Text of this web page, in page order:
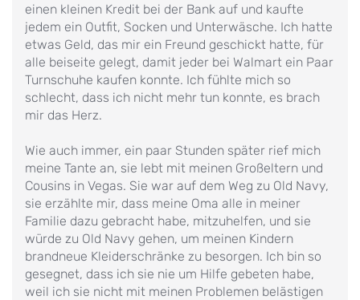
einen kleinen Kredit bei der Bank auf und kaufte
jedem ein Outfit, Socken und Unterwäsche. Ich hatte
etwas Geld, das mir ein Freund geschickt hatte, für
alle beiseite gelegt, damit jeder bei Walmart ein Paar
Turnschuhe kaufen konnte. Ich fühlte mich so
schlecht, dass ich nicht mehr tun konnte, es brach
mir das Herz.
Wie auch immer, ein paar Stunden später rief mich
meine Tante an, sie lebt mit meinen Großeltern und
Cousins in Vegas. Sie war auf dem Weg zu Old Navy,
sie erzählte mir, dass meine Oma alle in meiner
Familie dazu gebracht habe, mitzuhelfen, und sie
würde zu Old Navy gehen, um meinen Kindern
brandneue Kleiderschränke zu besorgen. Ich bin so
gesegnet, dass ich sie nie um Hilfe gebeten habe,
weil ich sie nicht mit meinen Problemen belästigen